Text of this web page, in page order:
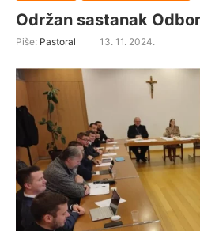
Održan sastanak
Piše: Pastoral 13. 11. 2024.